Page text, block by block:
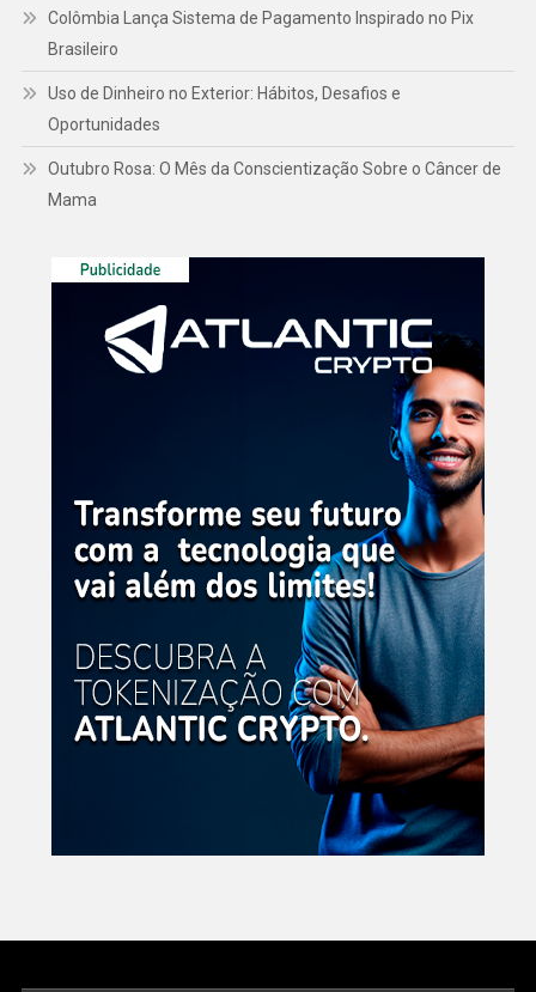
Colômbia Lança Sistema de Pagamento Inspirado no Pix
Brasileiro
Uso de Dinheiro no Exterior: Hábitos, Desafios e
Oportunidades
Outubro Rosa: O Mês da Conscientização Sobre o Câncer de
Mama